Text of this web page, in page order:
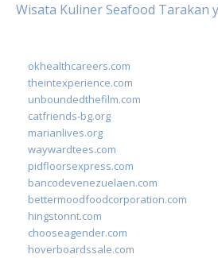
Wisata Kuliner Seafood Tarakan
okhealthcareers.com
theintexperience.com
unboundedthefilm.com
catfriends-bg.org
marianlives.org
waywardtees.com
pidfloorsexpress.com
bancodevenezuelaen.com
bettermoodfoodcorporation.com
hingstonnt.com
chooseagender.com
hoverboardssale.com